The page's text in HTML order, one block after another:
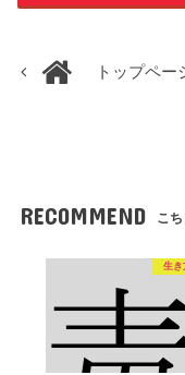
トップペー
RECOMMEND こ
生